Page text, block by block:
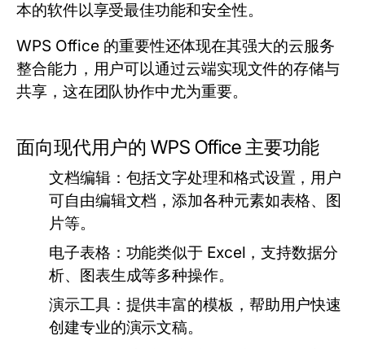
本的软件以享受最佳功能和安全性。
WPS Office 的重要性还体现在其强大的云服务
整合能力，用户可以通过云端实现文件的存储与
共享，这在团队协作中尤为重要。
面向现代用户的 WPS Office 主要功能
文档编辑： 包括文字处理和格式设置，用户
可自由编辑文档，添加各种元素如表格、图
片等。
电子表格： 功能类似于 Excel，支持数据分
析、图表生成等多种操作。
演示工具： 提供丰富的模板，帮助用户快速
创建专业的演示文稿。